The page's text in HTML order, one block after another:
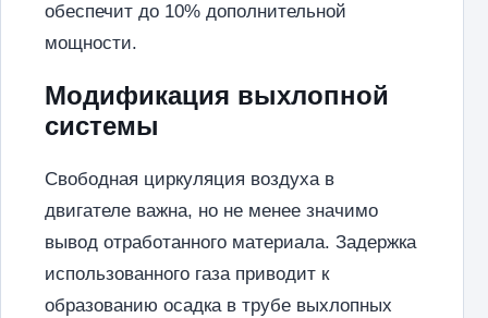
обеспечит до 10% дополнительной
мощности.
Модификация выхлопной
системы
Свободная циркуляция воздуха в
двигателе важна, но не менее значимо
вывод отработанного материала. Задержка
использованного газа приводит к
образованию осадка в трубе выхлопных